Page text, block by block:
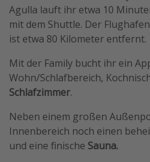
Agulla lauft ihr etwa 10
mit dem Shuttle. Der
ist etwa 80 Kilometer entfernt.
Mit der Family bucht ihr ein
Wohn/Schlafbereich,
Schlafzimmer.
Neben einem großen
Innenbereich noch einen
und eine finische Sauna.